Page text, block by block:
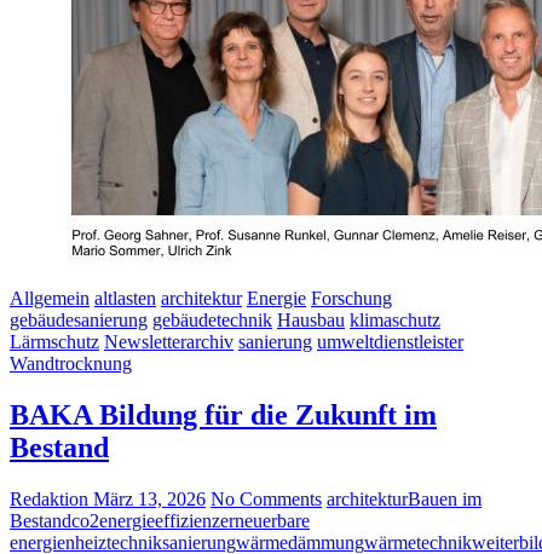
Allgemein altlasten architektur Energie Forschung
gebäudesanierung gebäudetechnik Hausbau klimaschutz
Lärmschutz Newsletterarchiv sanierung umweltdienstleister
Wandtrocknung
BAKA Bildung für die Zukunft im
Bestand
Redaktion März 13, 2026 No Comments architekturBauen im
Bestandco2energieeffizienzerneuerbare
energienheiztechniksanierungwärmedämmungwärmetechnik